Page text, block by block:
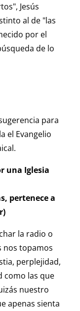
Jesús
al de "las
por el
de lo
para
el Evangelio
una Iglesia
pertenece a
la radio o
nos topamos
perplejidad,
como las que
nuestro
apenas sienta